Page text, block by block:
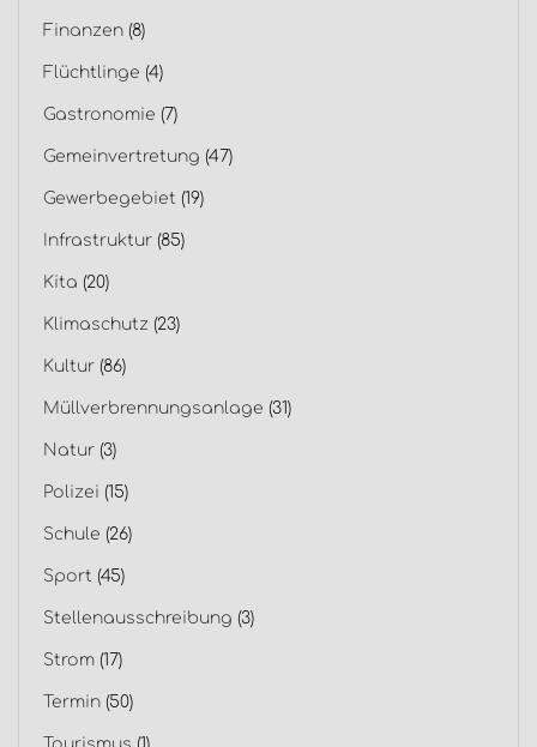
Finanzen (8)
Flüchtlinge (4)
Gastronomie (7)
Gemeinvertretung (47)
Gewerbegebiet (19)
Infrastruktur (85)
Kita (20)
Klimaschutz (23)
Kultur (86)
Müllverbrennungsanlage (31)
Natur (3)
Polizei (15)
Schule (26)
Sport (45)
Stellenausschreibung (3)
Strom (17)
Termin (50)